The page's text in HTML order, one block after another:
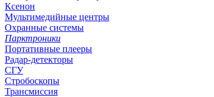
Ксенон
Мультимедийные центры
Охранные системы
Парктроники
Портативные плееры
Радар-детекторы
СГУ
Стробоскопы
Трансмиссия